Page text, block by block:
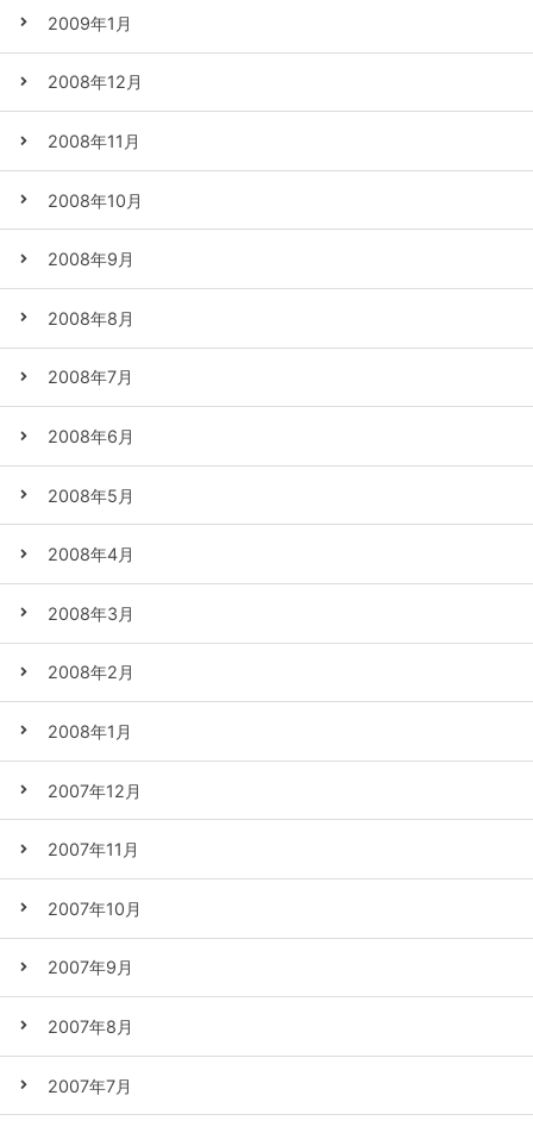
2009年1月
2008年12月
2008年11月
2008年10月
2008年9月
2008年8月
2008年7月
2008年6月
2008年5月
2008年4月
2008年3月
2008年2月
2008年1月
2007年12月
2007年11月
2007年10月
2007年9月
2007年8月
2007年7月